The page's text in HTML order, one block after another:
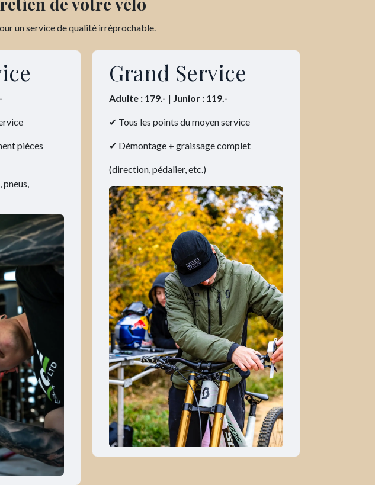
un service de qualité irréprochable.
pièces
pneus,
Grand Service
Adulte : 179.- | Junior : 119.-
✔ Tous les points du moyen service
✔ Démontage + graissage complet
(direction, pédalier, etc.)